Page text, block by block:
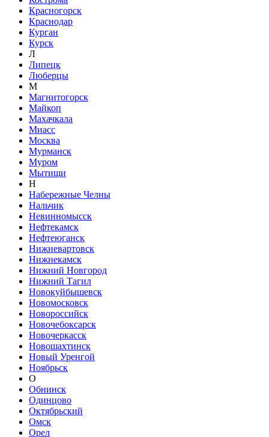
Красногорск
Краснодар
Курган
Курск
Л
Липецк
Люберцы
М
Магнитогорск
Майкоп
Махачкала
Миасс
Москва
Мурманск
Муром
Мытищи
Н
Набережные Челны
Нальчик
Невинномысск
Нефтекамск
Нефтеюганск
Нижневартовск
Нижнекамск
Нижний Новгород
Нижний Тагил
Новокуйбышевск
Новомосковск
Новороссийск
Новочебоксарск
Новочеркасск
Новошахтинск
Новый Уренгой
Ноябрьск
О
Обнинск
Одинцово
Октябрьский
Омск
Орел